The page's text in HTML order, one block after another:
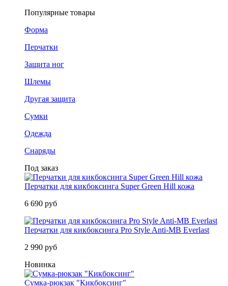
Популярные товары
Форма
Перчатки
Защита ног
Шлемы
Другая защита
Сумки
Одежда
Снаряды
Под заказ
Перчатки для кикбоксинга Super Green Hill кожа
6 690 руб
Перчатки для кикбоксинга Pro Style Anti-MB Everlast
2 990 руб
Новинка
Сумка-рюкзак "Кикбоксинг"